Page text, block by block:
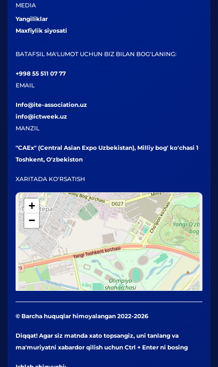
MEDIA
Yangiliklar
Maxfiylik siyosati
BATAFSIL MA'LUMOT UCHUN BIZ BILAN BOG'LANING:
+998 55 511 07 77
EMAIL
Info@ite-association.uz
info@ictweek.uz
MANZIL
"CAEx" (Central Asian Expo Uzbekistan), Milliy bog' ko'chasi 1
Toshkent, O'zbekiston
XARITADA KO'RSATISH
+
−
© Barcha huquqlar himoyalangan 2022-2026
Diqqat! Agar siz matnda xato topsangiz, uni tanlang va
ma'muriyatni xabardor qilish uchun Ctrl + Enter ni bosing